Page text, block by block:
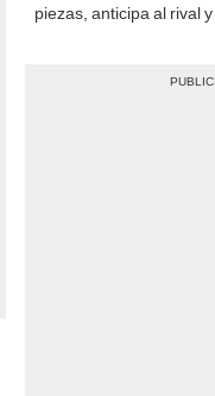
piezas, anticipa al rival y